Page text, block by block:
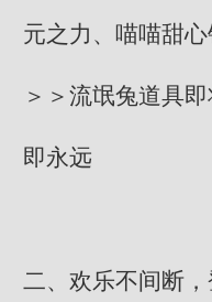
元之力、喵喵甜
＞＞流氓兔道具
即永远
二、欢乐不间断